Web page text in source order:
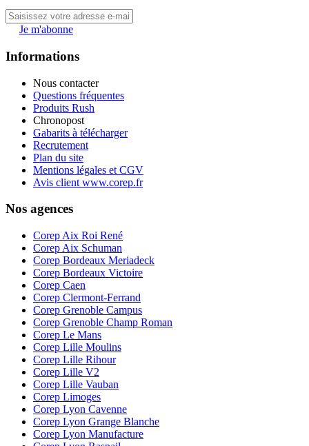
Je m'abonne
Informations
Nous contacter
Questions fréquentes
Produits Rush
Chronopost
Gabarits à télécharger
Recrutement
Plan du site
Mentions légales et CGV
Avis client www.corep.fr
Nos agences
Corep Aix Roi René
Corep Aix Schuman
Corep Bordeaux Meriadeck
Corep Bordeaux Victoire
Corep Caen
Corep Clermont-Ferrand
Corep Grenoble Campus
Corep Grenoble Champ Roman
Corep Le Mans
Corep Lille Moulins
Corep Lille Rihour
Corep Lille V2
Corep Lille Vauban
Corep Limoges
Corep Lyon Cavenne
Corep Lyon Grange Blanche
Corep Lyon Manufacture